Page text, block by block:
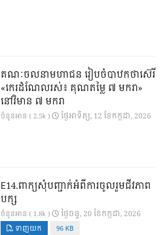
គណៈចលនាមហាជន រៀបចំបាឋកថាស៊េរី
«កេរដំណែលរស់៖ គុណតម្លៃ ៧ មករា»
នៅវិមាន ៧ មករា
ចំនួនអាន ( 2.5k ) ថ្ងៃ​អាទិត្យ, 12 ខែ​កក្កដា, 2026
E14.ពាក្យសុំបញ្ជាក់អំពីការចូលរួមជីវភាព
បក្ស
ចំនួនអាន ( 1.8k ) ថ្ងៃ​ចន្ទ, 20 ខែ​កក្កដា, 2026
ទាញយក 96 KB